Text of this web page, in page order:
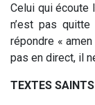
Celui qui écoute
n’est pas
répondre «
pas en direct, il
TEXTES SAINTS